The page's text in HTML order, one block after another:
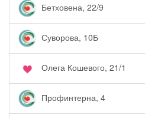
Бетховена, 22/9
Суворова, 10Б
Олега Кошевого, 21/1
Профинтерна, 4